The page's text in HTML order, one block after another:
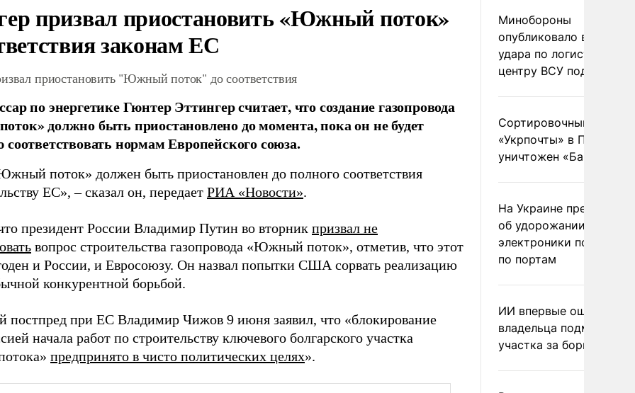
призвал приостановить «Южный поток»
законам ЕС
приостановить "Южный поток" до соответствия
по энергетике Гюнтер Эттингер считает, что создание газопровода
должно быть приостановлено до момента, пока он не будет
нормам Европейского союза.
поток» должен быть приостановлен до полного соответствия
ЕС»,–сказал он, передает РИА «Новости».
президент России Владимир Путин во вторник призвал не
вопрос строительства газопровода «Южный поток», отметив, что этот
и России, и Евросоюзу. Он назвал попытки США сорвать реализацию
конкурентной борьбой.
постпред при ЕС Владимир Чижов 9 июня заявил, что «блокирование
начала работ по строительству ключевого болгарского участка
предпринято в чисто политических целях».
Минобороны
опубликовало видео
удара по
центру ВСУ под Киевом
Сортировочный пункт
«Укрпочты» в
уничтожен
На Украине
об удорожании
электроники после
по портам
ИИ впервые
владельца
участка за борщевик